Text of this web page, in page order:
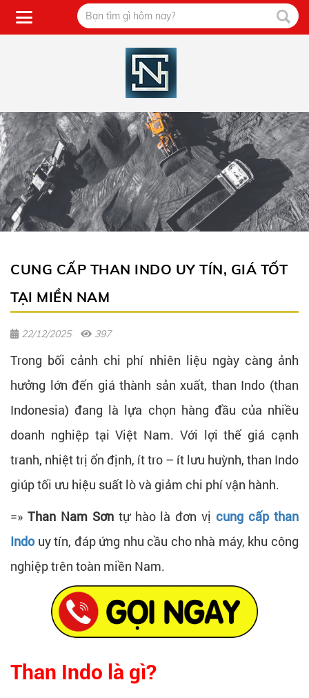
CUNG CẤP THAN INDO UY TÍN, GIÁ TỐT
TẠI MIỀN NAM
22/12/2025 397
Trong bối cảnh chi phí nhiên liệu ngày càng ảnh
hưởng lớn đến giá thành sản xuất, than Indo (than
Indonesia) đang là lựa chọn hàng đầu của nhiều
doanh nghiệp tại Việt Nam. Với lợi thế giá cạnh
tranh, nhiệt trị ổn định, ít tro – ít lưu huỳnh, than Indo
giúp tối ưu hiệu suất lò và giảm chi phí vận hành.
=» Than Nam Sơntự hào là đơn vịcung cấp than
Indo uy tín, đáp ứng nhu cầu cho nhà máy, khu công
nghiệp trên toàn miền Nam.
Than Indo là gì?